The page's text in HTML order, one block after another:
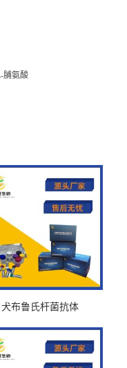
脯氨酸
犬布鲁氏杆菌抗体